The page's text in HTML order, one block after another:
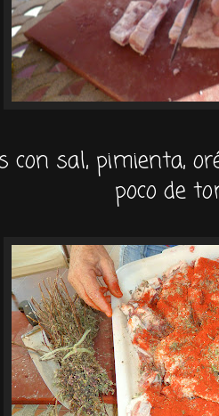
con sal, pimienta,
poco de